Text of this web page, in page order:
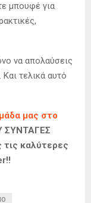
μπουφέ για
να απολαύσεις
τελικά αυτό
μας στο
ΣΥΝΤΑΓΕΣ
καλύτερες